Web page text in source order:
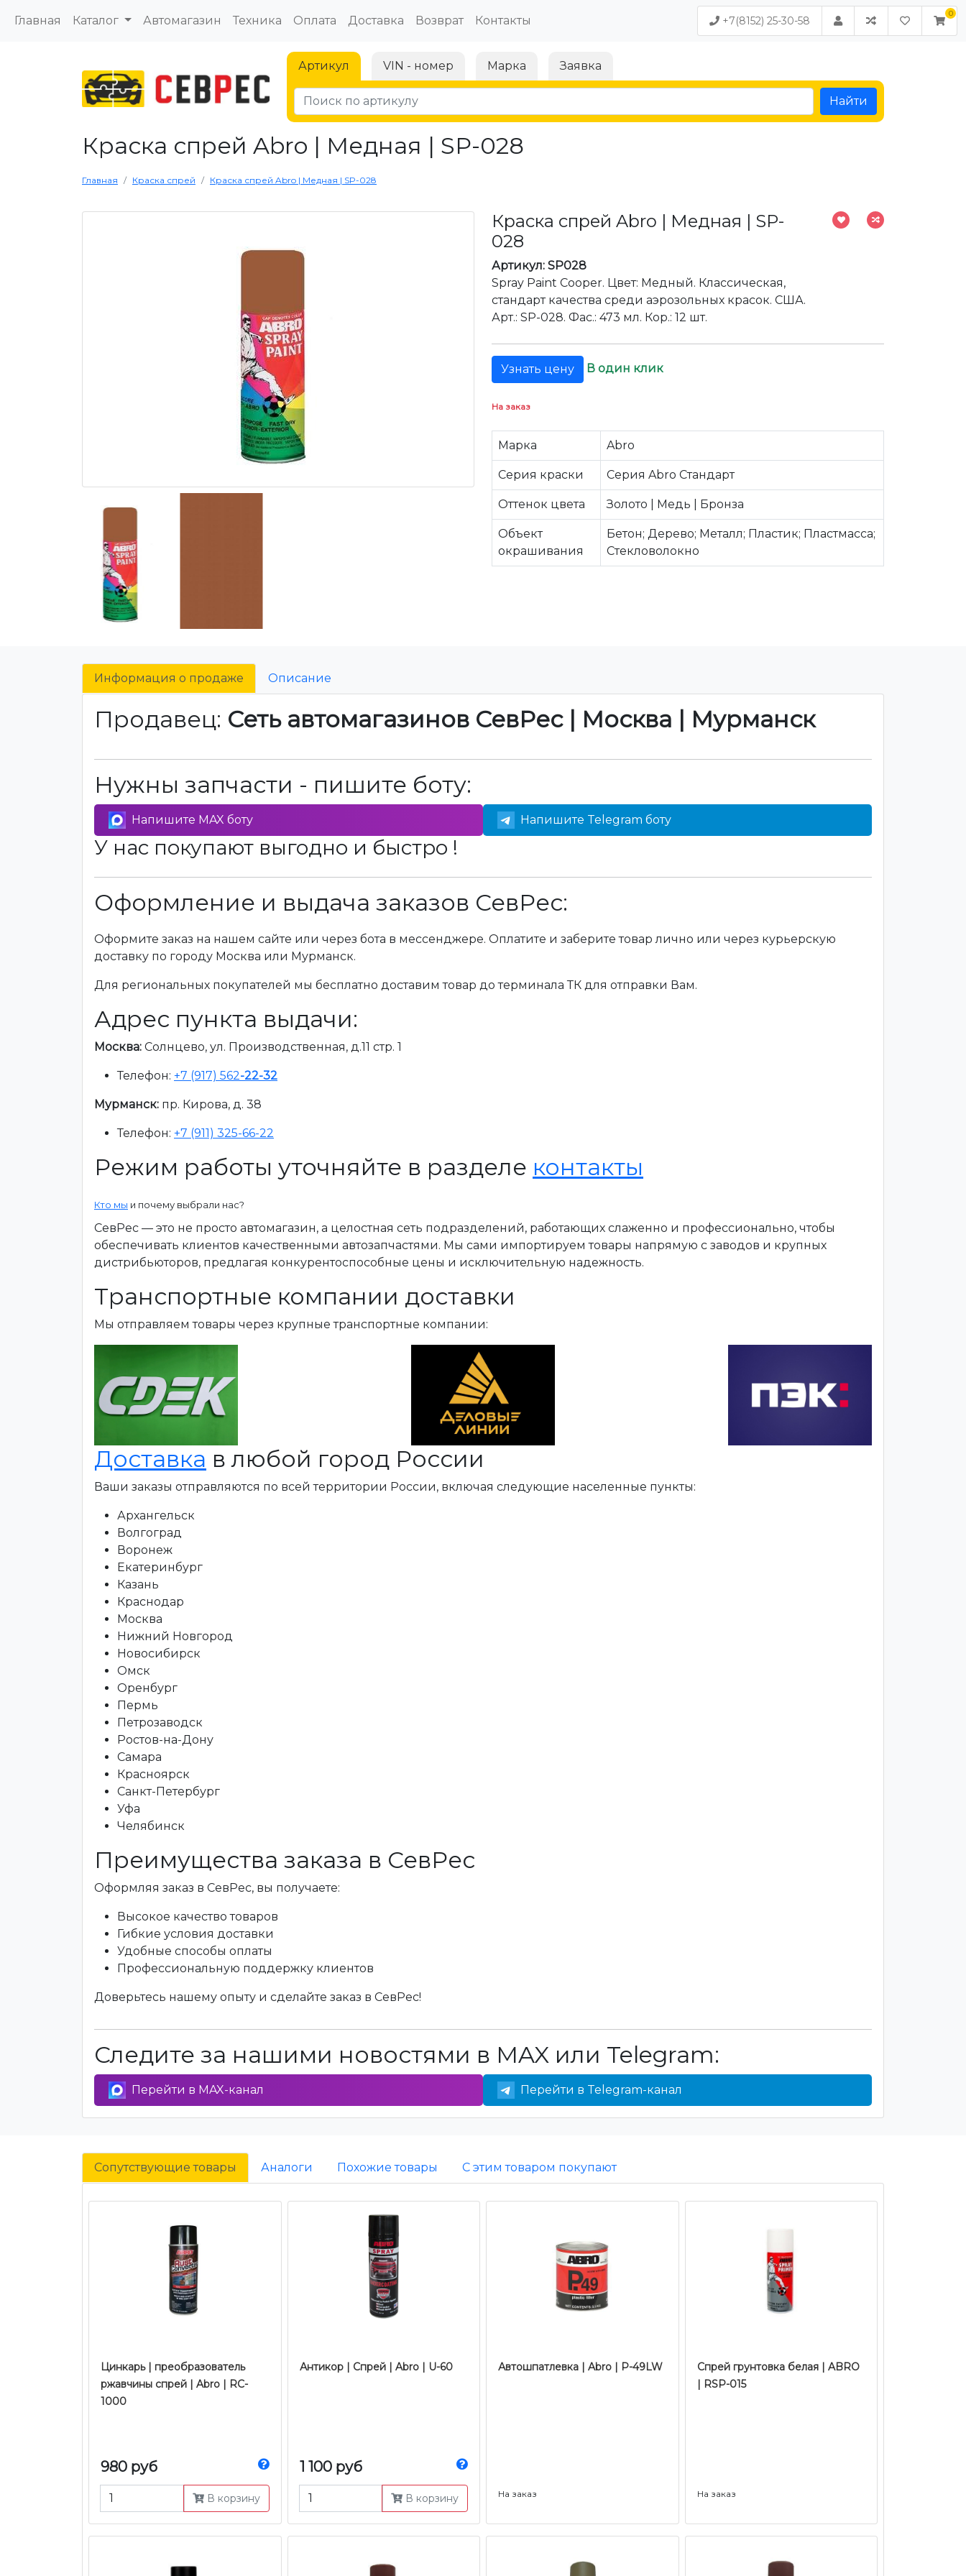
Главная Каталог Автомагазин Техника Оплата Доставка Возврат Контакты +7(8152) 25-30-58
Артикул VIN - номер Марка Заявка
Найти
Краска спрей Abro | Медная | SP-028
Главная Краска спрей Краска спрей Abro | Медная | SP-028
Краска спрей Abro | Медная | SP-
028
Артикул: SP028
Spray Paint Cooper. Цвет: Медный. Классическая,
стандарт качества среди аэрозольных красок. США.
Арт.: SP-028. Фас.: 473 мл. Кор.: 12 шт.
Узнать цену В один клик
На заказ
Марка Abro
Серия краски Серия Abro Стандарт
Оттенок цвета Золото | Медь | Бронза
Объект
окрашивания
Бетон; Дерево; Металл; Пластик; Пластмасса;
Стекловолокно
Информация о продаже Описание
Продавец: Сеть автомагазинов СевРес | Москва | Мурманск
Нужны запчасти - пишите боту:
Напишите MAX боту Напишите Telegram боту
У нас покупают выгодно и быстро !
Оформление и выдача заказов СевРес:
Оформите заказ на нашем сайте или через бота в мессенджере. Оплатите и заберите товар лично или через курьерскую
доставку по городу Москва или Мурманск.
Для региональных покупателей мы бесплатно доставим товар до терминала ТК для отправки Вам.
Адрес пункта выдачи:
Москва: Солнцево, ул. Производственная, д.11 стр. 1
Телефон: +7 (917) 562-22-32
Мурманск: пр. Кирова, д. 38
Телефон: +7 (911) 325-66-22
Режим работы уточняйте в разделе контакты
Кто мы и почему выбрали нас?
СевРес — это не просто автомагазин, а целостная сеть подразделений, работающих слаженно и профессионально, чтобы
обеспечивать клиентов качественными автозапчастями. Мы сами импортируем товары напрямую с заводов и крупных
дистрибьюторов, предлагая конкурентоспособные цены и исключительную надежность.
Транспортные компании доставки
Мы отправляем товары через крупные транспортные компании:
Доставка в любой город России
Ваши заказы отправляются по всей территории России, включая следующие населенные пункты:
Архангельск
Волгоград
Воронеж
Екатеринбург
Казань
Краснодар
Москва
Нижний Новгород
Новосибирск
Омск
Оренбург
Пермь
Петрозаводск
Ростов-на-Дону
Самара
Красноярск
Санкт-Петербург
Уфа
Челябинск
Преимущества заказа в СевРес
Оформляя заказ в СевРес, вы получаете:
Высокое качество товаров
Гибкие условия доставки
Удобные способы оплаты
Профессиональную поддержку клиентов
Доверьтесь нашему опыту и сделайте заказ в СевРес!
Следите за нашими новостями в MAX или Telegram:
Перейти в MAX-канал Перейти в Telegram-канал
Сопутствующие товары Аналоги Похожие товары С этим товаром покупают
Цинкарь | преобразователь
ржавчины спрей | Abro | RC-
1000
980 руб
В корзину
Антикор | Спрей | Abro | U-60
1 100 руб
В корзину
Автошпатлевка | Abro | Р-49LW
На заказ
Спрей грунтовка белая | ABRO
| RSP-015
На заказ